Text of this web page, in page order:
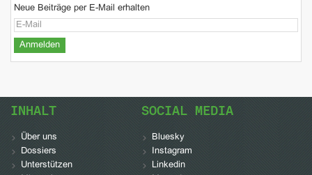
Neue Beiträge per E-Mail erhalten
INHALT
Über uns
Dossiers
Unterstützen
SOCIAL MEDIA
Bluesky
Instagram
Linkedin